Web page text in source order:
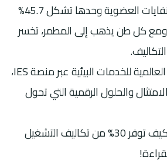
أنت أمام واقع مرير: النفايات العضوية وحدها تشكل 45.7%
كل طن يذهب إلى المطمر، تخسر
وهنا يأتي دور الشركة العالمية للخدمات البيئية عبر منصة IES،
والحلول الرقمية التي تحول
فإذا كنت تريد معرفة كيف توفر 30% من تكاليف التشغيل